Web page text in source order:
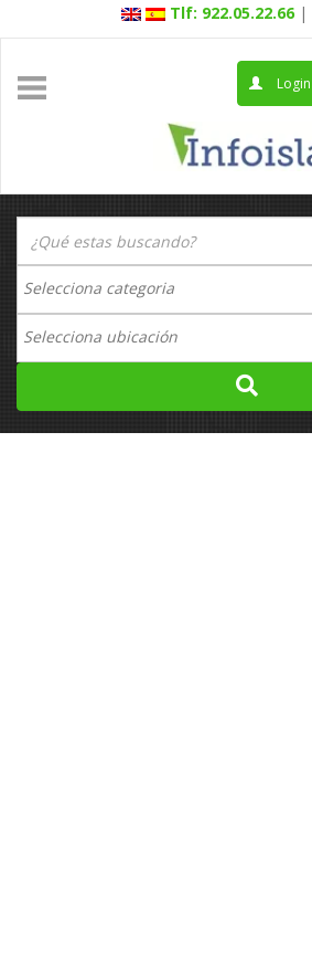
Tlf: 922.05.22.66 |
Login